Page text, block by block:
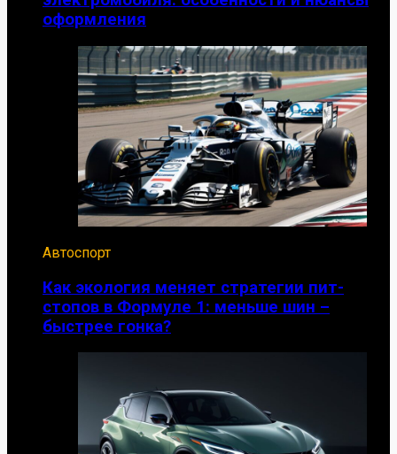
оформления
Автоспорт
Как экология меняет стратегии пит-
стопов в Формуле 1: меньше шин –
быстрее гонка?